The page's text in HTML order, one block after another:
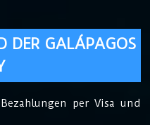
DER GALÁPAGOS
per Visa und